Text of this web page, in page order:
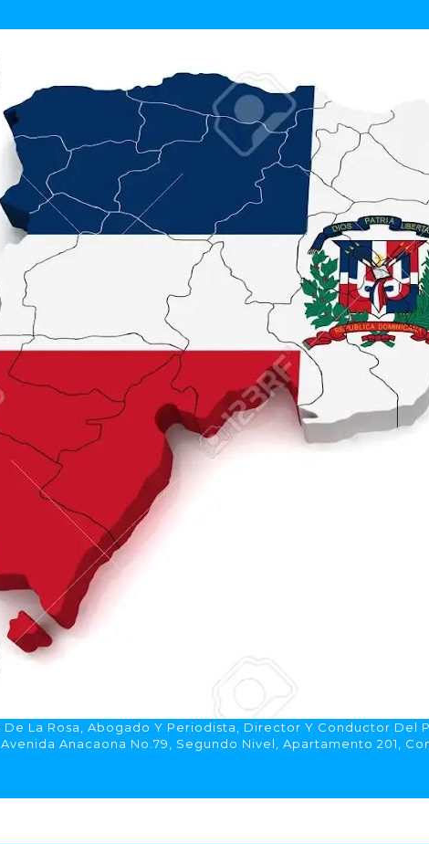
La Rosa, Abogado Y Periodista, Director Y Conductor Del
Anacaona No.79, Segundo Nivel, Apartamento 201,